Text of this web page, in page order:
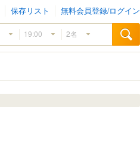
保存リスト 無料会員登録/ログイン